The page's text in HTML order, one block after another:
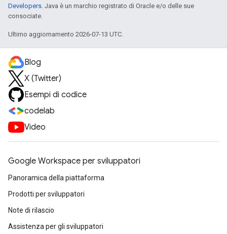
Developers. Java è un marchio registrato di Oracle e/o delle sue
consociate.
Ultimo aggiornamento 2026-07-13 UTC.
Blog
X (Twitter)
Esempi di codice
codelab
Video
Google Workspace per sviluppatori
Panoramica della piattaforma
Prodotti per sviluppatori
Note di rilascio
Assistenza per gli sviluppatori